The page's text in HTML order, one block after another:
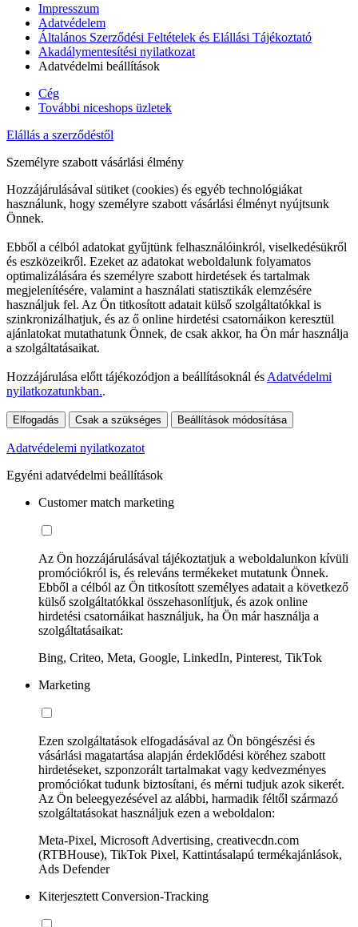
Impresszum
Adatvédelem
Általános Szerződési Feltételek és Elállási Tájékoztató
Akadálymentesítési nyilatkozat
Adatvédelmi beállítások
Cég
További niceshops üzletek
Elállás a szerződéstől
Személyre szabott vásárlási élmény
Hozzájárulásával sütiket (cookies) és egyéb technológiákat
használunk, hogy személyre szabott vásárlási élményt nyújtsunk
Önnek.
Ebből a célból adatokat gyűjtünk felhasználóinkról, viselkedésükről
és eszközeikről. Ezeket az adatokat weboldalunk folyamatos
optimalizálására és személyre szabott hirdetések és tartalmak
megjelenítésére, valamint a használati statisztikák elemzésére
használjuk fel. Az Ön titkosított adatait külső szolgáltatókkal is
szinkronizálhatjuk, és az ő online hirdetési csatornáikon keresztül
ajánlatokat mutathatunk Önnek, de csak akkor, ha Ön már használja
a szolgáltatásaikat.
Hozzájárulása előtt tájékozódjon a beállításoknál és Adatvédelmi
nyilatkozatunkban..
Elfogadás Csak a szükséges Beállítások módosítása
Adatvédelemi nyilatkozatot
Egyéni adatvédelmi beállítások
Customer match marketing
Az Ön hozzájárulásával tájékoztatjuk a weboldalunkon kívüli
promóciókról is, és releváns termékeket mutatunk Önnek.
Ebből a célból az Ön titkosított személyes adatait a következő
külső szolgáltatókkal összehasonlítjuk, és azok online
hirdetési csatornáikat használjuk, ha Ön már használja a
szolgáltatásaikat:
Bing, Criteo, Meta, Google, LinkedIn, Pinterest, TikTok
Marketing
Ezen szolgáltatások elfogadásával az Ön böngészési és
vásárlási magatartása alapján érdeklődési köréhez szabott
hirdetéseket, szponzorált tartalmakat vagy kedvezményes
promóciókat tudunk biztosítani, és mérni tudjuk azok sikerét.
Az Ön beleegyezésével az alábbi, harmadik féltől származó
szolgáltatásokat használjuk ezen a weboldalon:
Meta-Pixel, Microsoft Advertising, creativecdn.com
(RTBHouse), TikTok Pixel, Kattintásalapú termékajánlások,
Ads Defender
Kiterjesztett Conversion-Tracking